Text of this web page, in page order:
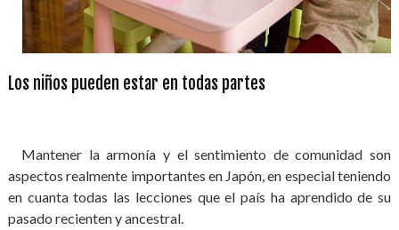
Los niños pueden estar en todas partes
Mantener la armonía y el sentimiento de comunidad son
aspectos realmente importantes en Japón, en especial teniendo
en cuanta todas las lecciones que el país ha aprendido de su
pasado recienten y ancestral.